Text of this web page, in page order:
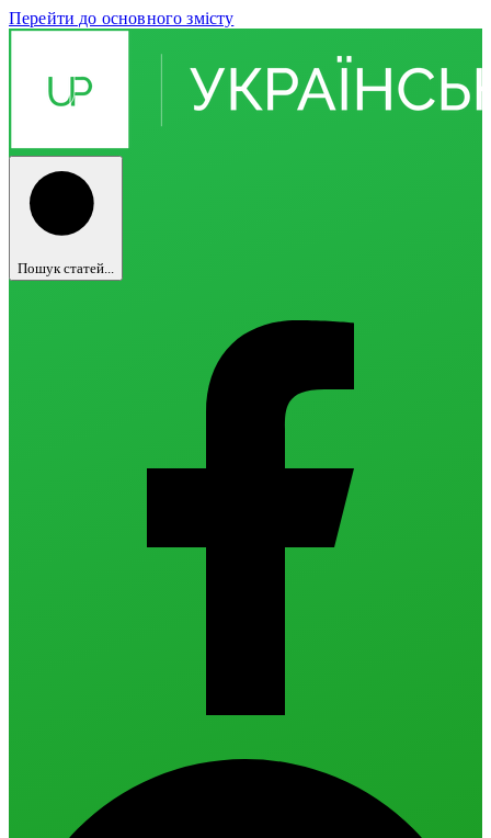
Перейти до основного змісту
Пошук статей...